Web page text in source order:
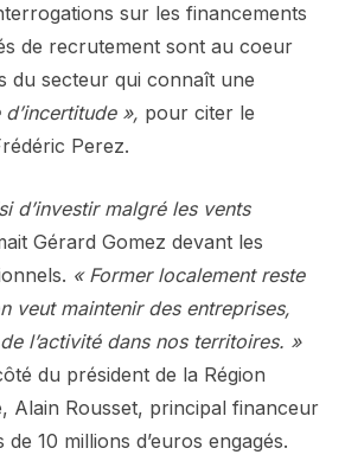
sur les financements
de recrutement sont au coeur
du secteur qui connaît une
», pour citer le
Perez.
d’investir malgré les vents
Gérard Gomez devant les
« Former localement reste
veut maintenir des entreprises,
l’activité dans nos territoires. »
du président de la Région
Alain Rousset, principal financeur
10 millions d’euros engagés.